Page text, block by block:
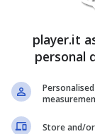
degli utenti.
player.it
personal
Store and/